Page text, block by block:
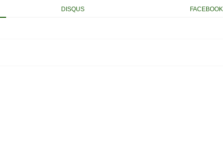
DISQUS FACEBOOK